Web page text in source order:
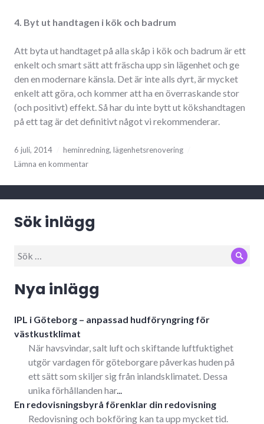
4. Byt ut handtagen i kök och badrum
Att byta ut handtaget på alla skåp i kök och badrum är ett
enkelt och smart sätt att fräscha upp sin lägenhet och ge
den en modernare känsla. Det är inte alls dyrt, är mycket
enkelt att göra, och kommer att ha en överraskande stor
(och positivt) effekt. Så har du inte bytt ut kökshandtagen
på ett tag är det definitivt något vi rekommenderar.
6 juli, 2014 heminredning, lägenhetsrenovering
Lämna en kommentar
Sök inlägg
Sök
Sök
Nya inlägg
IPL i Göteborg – anpassad hudföryngring för
västkustklimat
När havsvindar, salt luft och skiftande luftfuktighet
utgör vardagen för göteborgare påverkas huden på
ett sätt som skiljer sig från inlandsklimatet. Dessa
unika förhållanden har...
En redovisningsbyrå förenklar din redovisning
Redovisning och bokföring kan ta upp mycket tid.